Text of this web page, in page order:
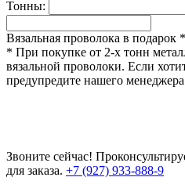
Тонны:
Вязальная проволока в подарок *
* При покупке от 2-х тонн
вязальной проволоки. Если
предупредите нашего
Звоните сейчас!
для заказа. +7 (927) 933-888-9